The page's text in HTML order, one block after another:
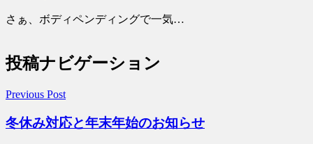
さぁ、ボディペンディングで一気…
投稿ナビゲーション
Previous Post
冬休み対応と年末年始のお知らせ